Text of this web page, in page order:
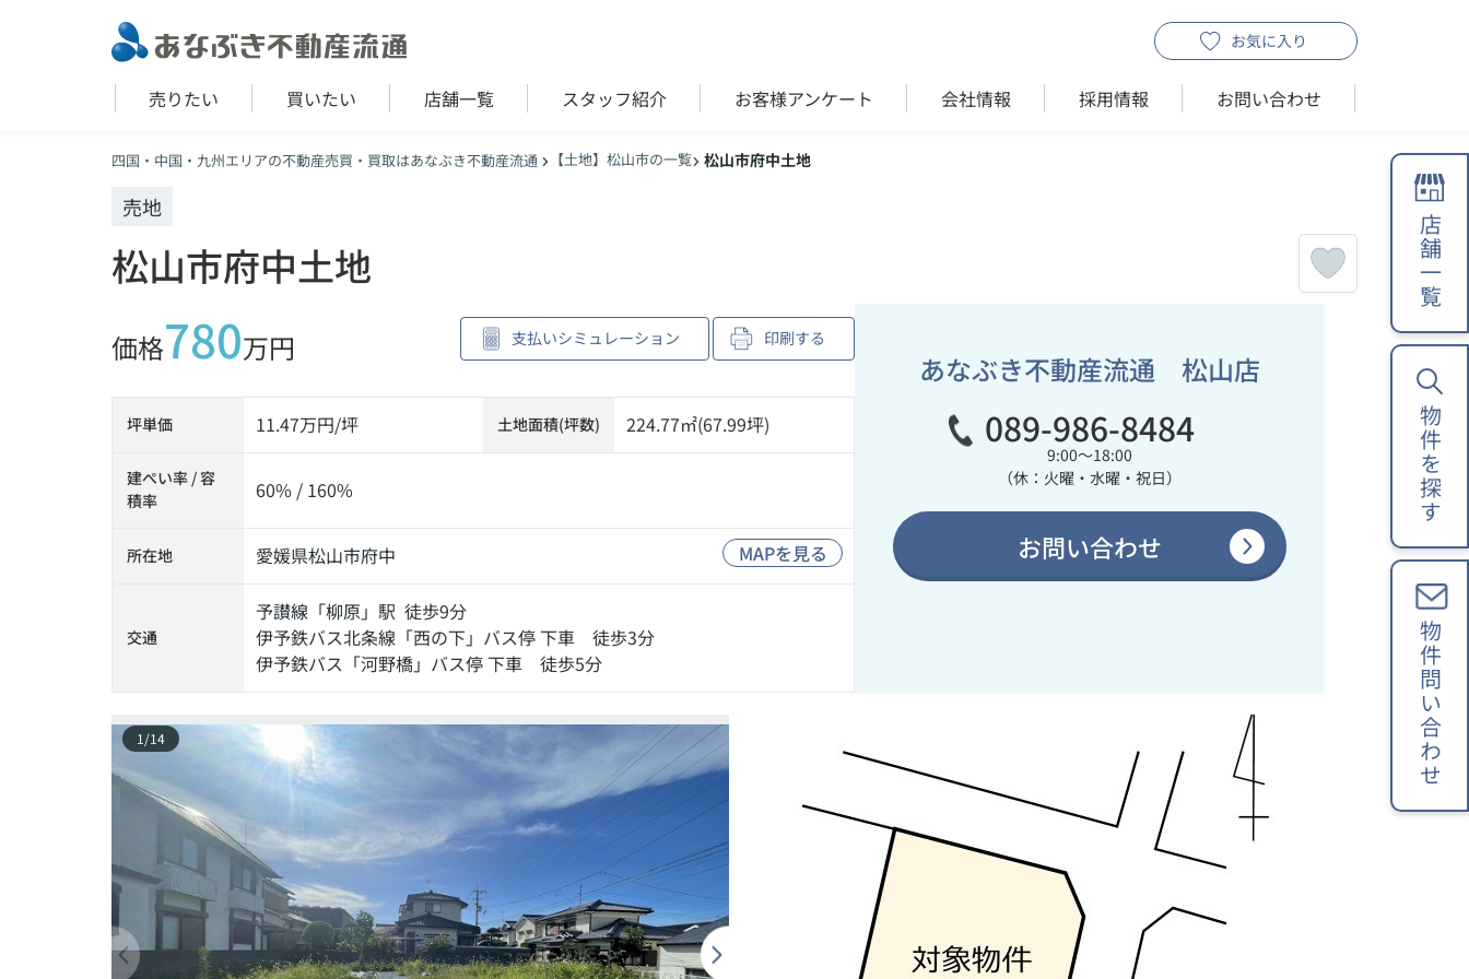
お気に入り
売りたい 買いたい 店舗一覧 スタッフ紹介 お客様アンケート 会社情報 採用情報 お問い合わせ
四国・中国・九州エリアの不動産売買・買取はあなぶき不動産流通 【土地】松山市の一覧 松山市府中土地
売地
松山市府中土地
価格780万円 支払いシミュレーション 印刷する
坪単価 11.47万円/坪 土地面積(坪数) 224.77㎡(67.99坪)
建ぺい率 / 容
積率
60% / 160%
所在地 愛媛県松山市府中 MAPを見る
交通
予讃線 「柳原」駅 徒歩9分
伊予鉄バス北条線「西の下」バス停 下車 徒歩3分
伊予鉄バス「河野橋」バス停 下車 徒歩5分
あなぶき不動産流通 松山店
089-986-8484
9:00～18:00
（休：火曜・水曜・祝日）
お問い合わせ
1 /14
店舗一覧
物件を探す
物件問い合わせ